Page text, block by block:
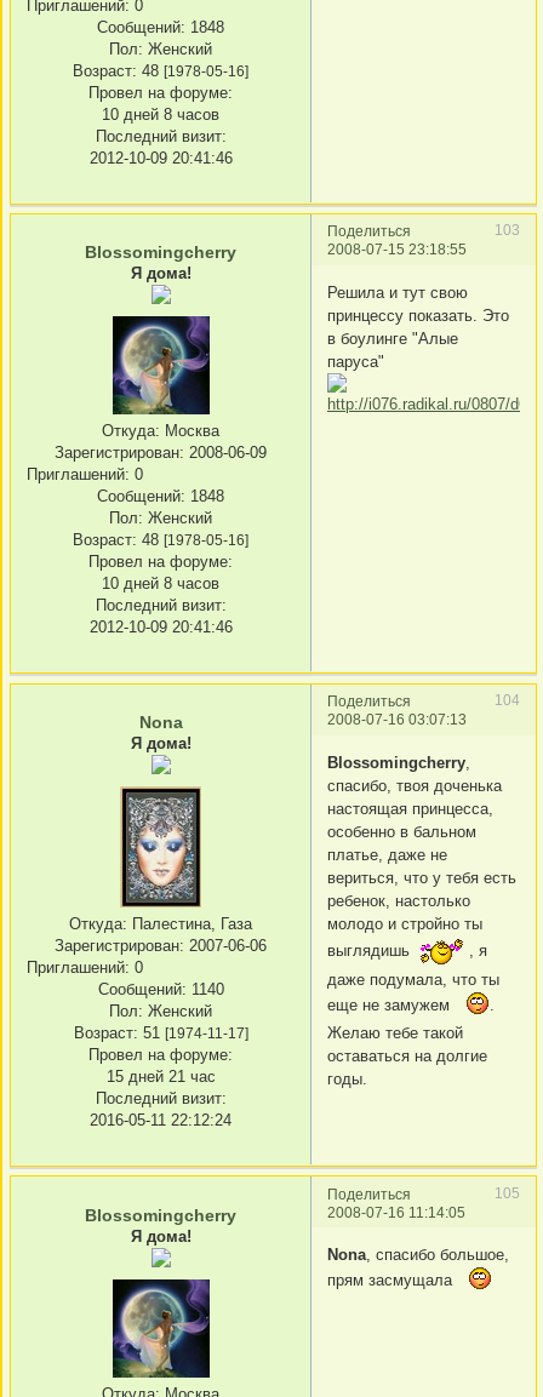
Приглашений: 0
Сообщений: 1848
Пол: Женский
Возраст: 48 [1978-05-16]
Провел на форуме:
10 дней 8 часов
Последний визит:
2012-10-09 20:41:46
Поделиться
103
2008-07-15 23:18:55
Blossomingcherry
Я дома!
Откуда: Москва
Зарегистрирован: 2008-06-09
Приглашений: 0
Сообщений: 1848
Пол: Женский
Возраст: 48 [1978-05-16]
Провел на форуме:
10 дней 8 часов
Последний визит:
2012-10-09 20:41:46
Решила и тут свою
принцессу показать. Это
в боулинге "Алые
паруса"
Поделиться
104
2008-07-16 03:07:13
Nona
Я дома!
Откуда: Палестина, Газа
Зарегистрирован: 2007-06-06
Приглашений: 0
Сообщений: 1140
Пол: Женский
Возраст: 51 [1974-11-17]
Провел на форуме:
15 дней 21 час
Последний визит:
2016-05-11 22:12:24
Blossomingcherry
спасибо, твоя доченька
настоящая принцесса,
особенно в бальном
платье, даже не
вериться, что у тебя есть
ребенок, настолько
молодо и стройно ты
выглядишь
, я
даже подумала, что ты
еще не замужем
Желаю тебе такой
оставаться на долгие
годы.
Поделиться
105
2008-07-16 11:14:05
Blossomingcherry
Я дома!
Nona, спасибо большое,
прям засмущала